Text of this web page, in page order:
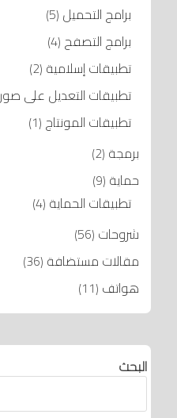
برامج التحميل (5)
برامج التصفح (4)
تطبيقات إسلامية (2)
تطبيقات التعديل على صور
تطبيقات المونتاج (1)
برمجة (2)
حماية (9)
تطبيقات الحماية (4)
شروحات (56)
مقالات مستضافة (36)
هواتف (11)
البحث